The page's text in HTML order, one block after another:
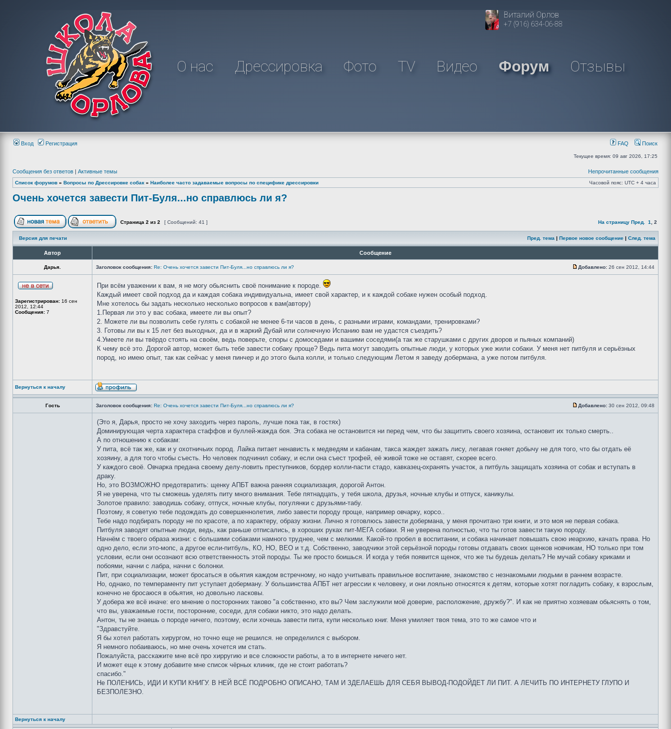
Виталий Орлов
+7 (916) 634-06-88
О нас Дрессировка Фото TV Видео Форум Отзывы
Вход Регистрация FAQ Поиск
Текущее время: 09 авг 2026, 17:25
Сообщения без ответов | Активные темы Непрочитанные сообщения
Список форумов » Вопросы по Дрессировке собак » Наиболее часто задаваемые вопросы по специфике дрессировки Часовой пояс: UTC + 4 часа
Очень хочется завести Пит-Буля...но справлюсь ли я?
Страница 2 из 2 [ Сообщений: 41 ] На страницу Пред. 1 2
Версия для печати Пред. тема | Первое новое сообщение | След. тема
Автор Сообщение
Дарья. Заголовок сообщения: Re: Очень хочется завести Пит-Буля...но справлюсь ли я? Добавлено: 26 сен 2012, 14:44
Зарегистрирован: 16 сен
2012, 12:44
Сообщения: 7
При всём уважении к вам, я не могу обьяснить своё понимание к породе.
Каждый имеет свой подход да и каждая собака индивидуальна, имеет свой характер, и к каждой собаке нужен особый подход.
Мне хотелось бы задать несколько несколько вопросов к вам(автору)
1.Первая ли это у вас собака, имеете ли вы опыт?
2. Можете ли вы позволить себе гулять с собакой не менее 6-ти часов в день, с разными играми, командами, тренировками?
3. Готовы ли вы к 15 лет без выходных, да и в жаркий Дубай или солнечную Испанию вам не удастся съездить?
4.Умеете ли вы твёрдо стоять на своём, ведь поверьте, споры с домоседами и вашими соседями(а так же старушками с других дворов и пьяных компаний)
К чему всё это. Дорогой автор, может быть тебе завести собаку проще? Ведь пита могут заводить опытные люди, у которых уже жили собаки. У меня нет питбуля и серьёзных
пород, но имею опыт, так как сейчас у меня пинчер и до этого была колли, и только следующим Летом я заведу добермана, а уже потом питбуля.
Вернуться к началу
Гость Заголовок сообщения: Re: Очень хочется завести Пит-Буля...но справлюсь ли я? Добавлено: 30 сен 2012, 09:48
(Это я, Дарья, просто не хочу заходить через пароль, лучше пока так, в гостях)
Доминирующая черта характера стаффов и буллей-жажда боя. Эта собака не остановится ни перед чем, что бы защитить своего хозяина, остановит их только смерть..
А по отношению к собакам:
У пита, всё так же, как и у охотничьих пород. Лайка питает ненависть к медведям и кабанам, такса жаждет зажать лису, легавая гоняет добычу не для того, что бы отдать её
хозяину, а для того чтобы съесть. Но человек подчинил собаку, и если она съест трофей, её живой тоже не оставят, скорее всего.
У каждого своё. Овчарка предана своему делу-ловить преступников, бордер колли-пасти стадо, кавказец-охранять участок, а питбуль защищать хозяина от собак и вступать в
драку.
Но, это ВОЗМОЖНО предотвратить: щенку АПБТ важна ранняя социализация, дорогой Антон.
Я не уверена, что ты сможешь уделять питу много внимания. Тебе пятнадцать, у тебя школа, друзья, ночные клубы и отпуск, каникулы.
Золотое правило: заводишь собаку, отпуск, ночные клубы, погулянки с друзьями-табу.
Поэтому, я советую тебе подождать до совершеннолетия, либо завести породу проще, например овчарку, корсо..
Тебе надо подбирать породу не по красоте, а по характеру, образу жизни. Лично я готовлюсь завести добермана, у меня прочитано три книги, и это моя не первая собака.
Питбуля заводят опытные люди, ведь, как раньше отписались, в хороших руках пит-МЕГА собаки. Я не уверена полностью, что ты готов завести такую породу.
Начнём с твоего образа жизни: с большими собаками намного труднее, чем с мелкими. Какой-то пробел в воспитании, и собака начинает повышать свою иеархию, качать права. Но
одно дело, если это-мопс, а другое если-питбуль, КО, НО, ВЕО и т.д. Собственно, заводчики этой серьёзной породы готовы отдавать своих щенков новчикам, НО только при том
условии, если они осознают всю ответственность этой породы. Ты же просто боишься. И когда у тебя появится щенок, что же ты будешь делать? Не мучай собаку криками и
побоями, начни с лабра, начни с болонки.
Пит, при социализации, может бросаться в обьятия каждом встречному, но надо учитывать правильное воспитание, знакомство с незнакомыми людьми в раннем возрасте.
Но, однако, по темпераменту пит уступает доберману. У большинства АПБТ нет агрессии к человеку, и они лояльно относятся к детям, которые хотят погладить собаку, к взрослым,
конечно не бросаюся в обьятия, но довольно ласковы.
У добера же всё иначе: его мнение о посторонних таково "а собственно, кто вы? Чем заслужили моё доверие, расположение, дружбу?". И как не приятно хозяевам обьяснять о том,
что вы, уважаемые гости, посторонние, соседи, для собаки никто, это надо делать.
Антон, ты не знаешь о породе ничего, поэтому, если хочешь завести пита, купи несколько книг. Меня умиляет твоя тема, это то же самое что и
"Здравстуйте.
Я бы хотел работать хирургом, но точно еще не решился. не определился с выбором.
Я немного побаиваюсь, но мне очень хочется им стать.
Пожалуйста, расскажите мне всё про хирругию и все сложности работы, а то в интернете ничего нет.
И может еще к этому добавите мне список чёрных клиник, где не стоит работать?
спасибо."
Не ПОЛЕНИСЬ, ИДИ И КУПИ КНИГУ. В НЕЙ ВСЁ ПОДРОБНО ОПИСАНО, ТАМ И ЗДЕЛАЕШЬ ДЛЯ СЕБЯ ВЫВОД-ПОДОЙДЕТ ЛИ ПИТ. А ЛЕЧИТЬ ПО ИНТЕРНЕТУ ГЛУПО И
БЕЗПОЛЕЗНО.
Вернуться к началу